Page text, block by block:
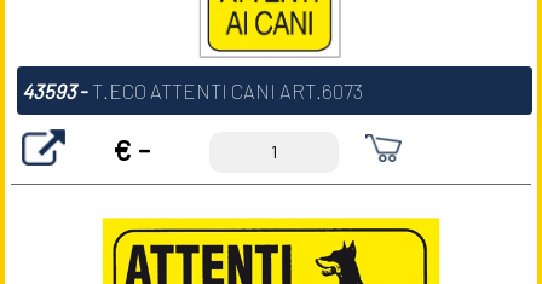
43593- T.ECO ATTENTI CANI ART.6073
€ -